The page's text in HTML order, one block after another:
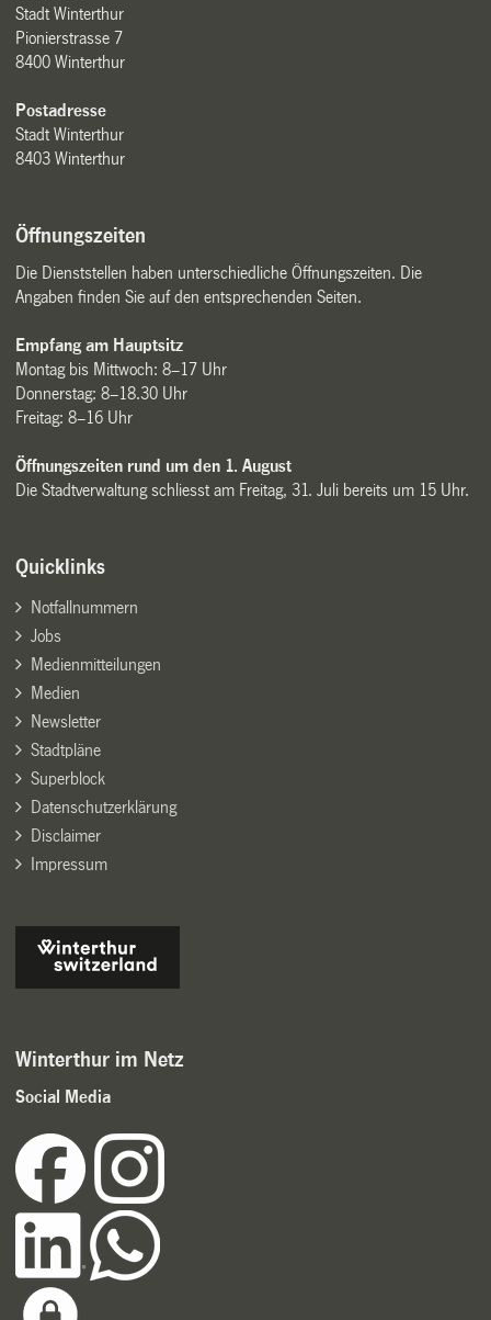
Stadt Winterthur
Pionierstrasse 7
8400 Winterthur
Postadresse
Stadt Winterthur
8403 Winterthur
Öffnungszeiten
Die Dienststellen haben unterschiedliche Öffnungszeiten. Die
Angaben finden Sie auf den entsprechenden Seiten.
Empfang am Hauptsitz
Montag bis Mittwoch: 8–17 Uhr
Donnerstag: 8–18.30 Uhr
Freitag: 8–16 Uhr
Öffnungszeiten rund um den 1. August
Die Stadtverwaltung schliesst am Freitag, 31. Juli bereits um 15 Uhr.
Quicklinks
Notfallnummern
Jobs
Medienmitteilungen
Medien
Newsletter
Stadtpläne
Superblock
Datenschutzerklärung
Disclaimer
Impressum
Winterthur im Netz
Social Media